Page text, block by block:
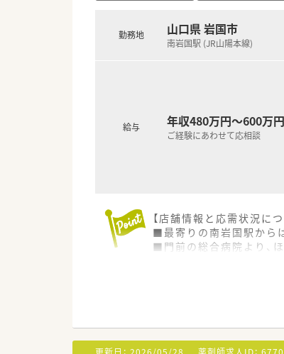
勤務地 山口県 岩国市
南岩国駅 (JR山陽本線)
給与 年収480万円～600万円
ご経験にあわせて応相談
【店舗情報と応需状況につ
■最寄りの南岩国駅から
■門前の総合病院より、
■今回は欠員補充のため
■総合病院門前の多忙な
■大規模なチームの一員